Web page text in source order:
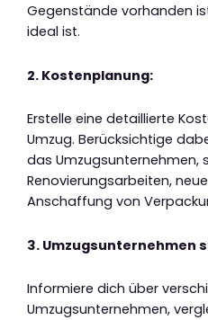
Gegenstände vorhanden
ideal ist.
2. Kostenplanung:
Erstelle eine detaillierte
Umzug. Berücksichtige
das Umzugsunternehmen,
Renovierungsarbeiten,
Anschaffung von
3. Umzugsunternehmen
Informiere dich über
Umzugsunternehmen,